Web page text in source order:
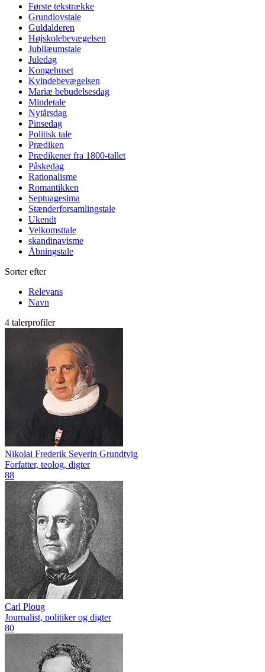
Første tekstrække
Grundlovstale
Guldalderen
Højskolebevægelsen
Jubilæumstale
Juledag
Kongehuset
Kvindebevægelsen
Mariæ bebudelsesdag
Mindetale
Nytårsdag
Pinsedag
Politisk tale
Prædiken
Prædikener fra 1800-tallet
Påskedag
Rationalisme
Romantikken
Septuagesima
Stænderforsamlingstale
Ukendt
Velkomsttale
skandinavisme
Åbningstale
Sorter efter
Relevans
Navn
4 talerprofiler
Nikolai Frederik Severin Grundtvig
Forfatter, teolog, digter
88
Carl Ploug
Journalist, politiker og digter
80